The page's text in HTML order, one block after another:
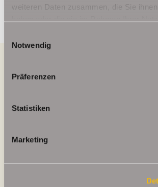
weiteren Daten zusammen, die Sie
Notwendig
Präferenzen
Statistiken
Marketing
Energieausweis
232,20 kWh / (m²*a)